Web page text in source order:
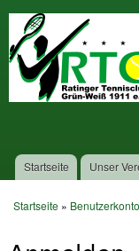
Hauptmenü
Startseite Unser
Startseite » Benutzerkonto